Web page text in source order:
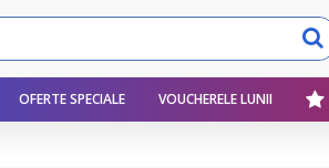
OFERTE SPECIALE VOUCHERELE LUNII